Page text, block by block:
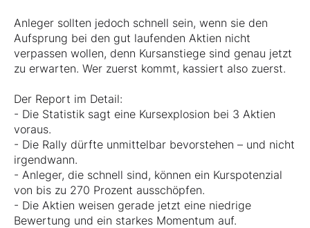
Anleger sollten jedoch schnell sein, wenn sie den
Aufsprung bei den gut laufenden Aktien nicht
verpassen wollen, denn Kursanstiege sind genau jetzt
zu erwarten. Wer zuerst kommt, kassiert also zuerst.
Der Report im Detail:
- Die Statistik sagt eine Kursexplosion bei 3 Aktien
voraus.
- Die Rally dürfte unmittelbar bevorstehen – und nicht
irgendwann.
- Anleger, die schnell sind, können ein Kurspotenzial
von bis zu 270 Prozent ausschöpfen.
- Die Aktien weisen gerade jetzt eine niedrige
Bewertung und ein starkes Momentum auf.